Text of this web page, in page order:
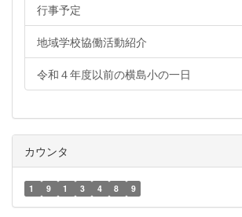
行事予定
地域学校協働活動紹介
令和４年度以前の横島小の一日
カウンタ
1 9 1 3 4 8 9